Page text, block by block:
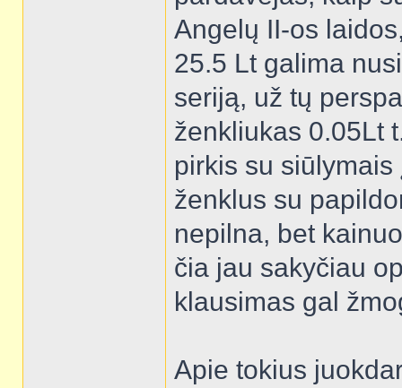
Angelų II-os
25.5 Lt galima
seriją, už tų
ženkliukas 0.05Lt
pirkis su
ženklus su
nepilna, bet
čia jau sakyčiau
klausimas gal
Apie tokius